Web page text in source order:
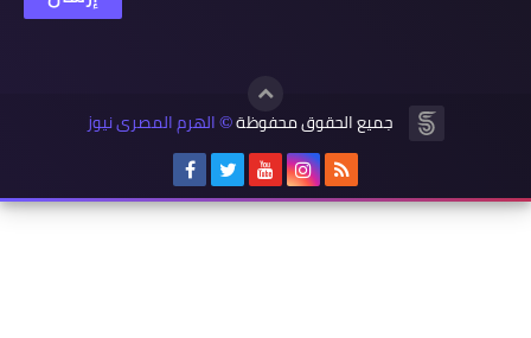
جميع الحقوق محفوظة© الهرم المصرى نيوز